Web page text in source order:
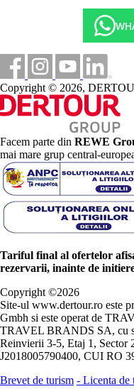
Copyright © 2026,
Facem parte din REWE
mai mare grup central-
Tariful final al ofertelor
rezervarii, inainte de
Copyright ©2026
Site-ul www.dertour.ro este
Gmbh si este operat de
TRAVEL BRANDS SA, cu
Reinvierii 3-5, Etaj 1, Sector
J2018005790400, CUI RO
Brevet de turism - Licenta de